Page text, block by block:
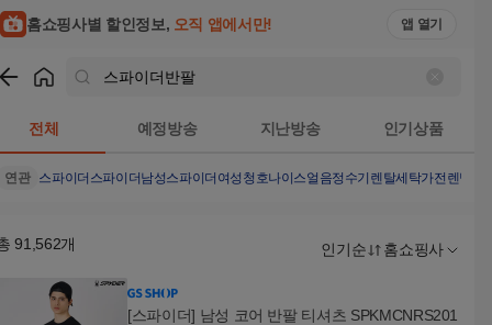
홈쇼핑사별 할인정보, 오직 앱에서만! 앱 열기
전체 예정방송 지난방송 인기상품
연관 스파이더 스파이더남성스파이더여성 청호나이스얼음정수기렌탈세탁가전렌탈
91,562개 인기순 홈쇼핑사
[스파이더] 남성 코어 반팔 티셔츠 SPKMCNRS201